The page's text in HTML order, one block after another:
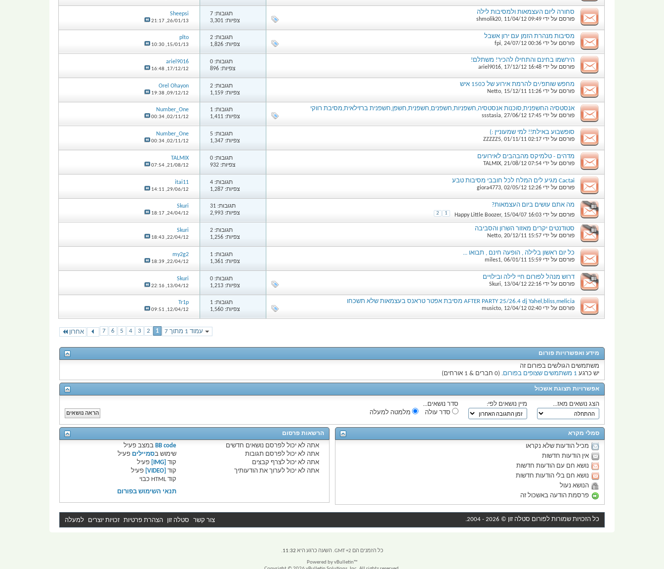
סחורה ליום העצמאות ולמסיבות לילה
פורסם על ידי shmolik20, 11/04/12 09:49
תגובות: 7
צפיות: 3,301
Sheepsi
26/01/13,
21:17
מסיבות מנהרת הזמן עם ירון אשבל
פורסם על ידי fpi, 24/07/12 00:36
תגובות: 2
צפיות: 1,826
plto
15/01/13,
10:30
הירשמו בחינם והתחילו להכיר! משתלם!
פורסם על ידי ariel9016, 17/12/12 16:48
תגובות: 0
צפיות: 896
ariel9016
17/12/12,
16:48
מחפש שותפ/ים להרמת אירוע של כ150 איש
פורסם על ידי Netto, 15/12/11 11:26
תגובות: 2
צפיות: 1,159
Orel Ohayon
09/12/12,
19:38
אנסטסיה החשפנית,סוכנות אנסטסיה,חשפניות,חשפנים,חשפנית,חשפן,חשפנית ברזילאית,מסיבת רווקי
פורסם על ידי ssstasia, 27/06/12 17:45
תגובות: 1
צפיות: 1,411
Number_One
02/11/12,
00:34
סופשבוע באילת!! למי שמעוניין :)
פורסם על ידי ZZZZZ5, 01/11/11 02:17
תגובות: 5
צפיות: 1,347
Number_One
02/11/12,
00:34
מדהים - טלמיקס מהבהבים לאירועים
פורסם על ידי TALMIX, 21/08/12 07:54
תגובות: 0
צפיות: 932
TALMIX
21/08/12,
07:54
Cactai מגיע לים המלח לכל חובבי מסיבות טבע
פורסם על ידי giora4773, 02/05/12 12:26
תגובות: 4
צפיות: 1,287
itai11
29/06/12,
14:11
מה אתם עושים ביום העצמאות?
פורסם על ידי Happy Little Boozer, 15/04/07 16:03
1
2
תגובות: 31
צפיות: 2,993
Skuri
24/04/12,
18:17
סטודנטים יקרים מאזור השרון והסביבה
פורסם על ידי Netto, 20/12/11 15:57
תגובות: 2
צפיות: 1,256
Skuri
22/04/12,
18:43
כל יום ראשון בלילה , הופעה חינם , תבואו ...
פורסם על ידי miles1, 06/01/11 15:59
תגובות: 1
צפיות: 1,361
my2g2
22/04/12,
18:39
דרוש מנהל לפורום חיי לילה ובילויים
פורסם על ידי Skuri, 13/04/12 22:16
תגובות: 0
צפיות: 1,213
Skuri
13/04/12,
22:16
AFTER PARTY 25/26.4 dj Yahel,bliss,melicia מסיבת אפטר טראנס בעצמאות שלא תשכחו
פורסם על ידי musicto, 12/04/12 02:40
תגובות: 1
צפיות: 1,560
Tr1p
12/04/12,
09:51
עמוד 1 מתוך 7 1
2
3
4
5
6
7 אחרון
מידע ואפשרויות פורום
משתמשים הגולשים בפורום זה
יש כרגע 1 משתמשים שצופים בפורום . (0 חברים & 1 אורחים)
אפשרויות תצוגת אשכול
הצג נושאים מאז... מיין נושאים לפי:
סדר נושאים...
סדר עולה
מלמטה למעלה
סמלי מקרא
מכיל הודעות שלא נקראו
אין הודעות חדשות
נושא חם עם הודעות חדשות
נושא חם בלי הודעות חדשות
הנושא נעול
פרסמת הודעה באשכול זה
הרשאות פרסום
אתהלא יכול לפרסם נושאים חדשים
אתהלא יכול לפרסם תגובות
אתהלא יכול לצרף קבצים
אתהלא יכול לערוך את הודעותיך
BB code במצב פעיל
שימוש בסמיילים פעיל
קוד
פעיל
קוד
פעיל
קוד HTML
כבוי
תנאי השימוש בפורום
כל הזכויות שמורות לפורום סטלה זון © 2026 - 2004. צור קשר סטלה זון הצהרת פרטיות זכויות יוצרים למעלה
כל הזמנים הם GMT +2. השעה כרגע היא 11:32
.
Powered by vBulletin™